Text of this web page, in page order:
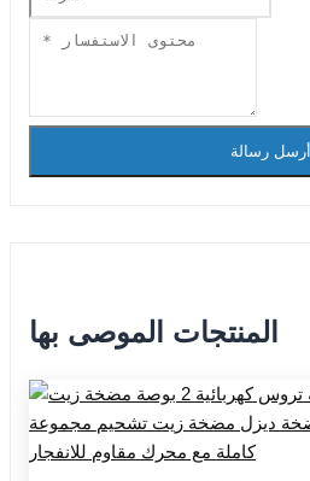
أرسل رسالة
المنتجات الموصى بها